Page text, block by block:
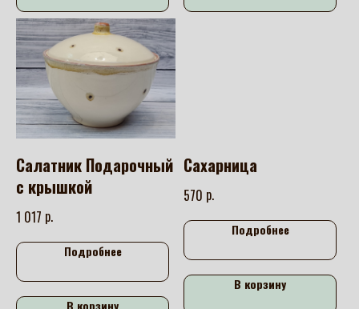
Салатник Подарочный
с крышкой
1 017 р.
Подробнее
В корзину
Сахарница
570 р.
Подробнее
В корзину